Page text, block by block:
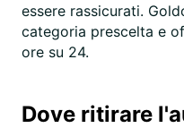
essere rassicurati.
categoria prescelta e
ore su 24.
Dove ritirare